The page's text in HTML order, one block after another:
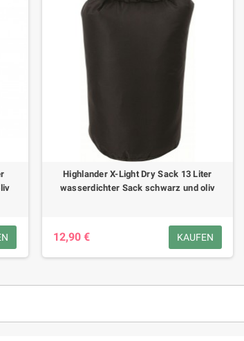
Highlander X-Light Dry Sack 13 Liter
wasserdichter Sack schwarz und oliv
12,90 € KAUFEN